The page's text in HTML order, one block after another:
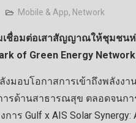
Mobile & App, Network
มเชื่อมต่อเสาสัญญาณให้ชุมช
of Green Energy Network
งมอบโอกาสการเข้าถึงพลังง
ารด้านสาธารณสุข ตลอดจนก
Gulf x AIS Solar Synergy: